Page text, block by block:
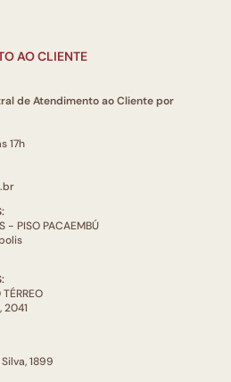
AO CLIENTE
de Atendimento ao Cliente por
17h
- PISO PACAEMBÚ
2041
1899